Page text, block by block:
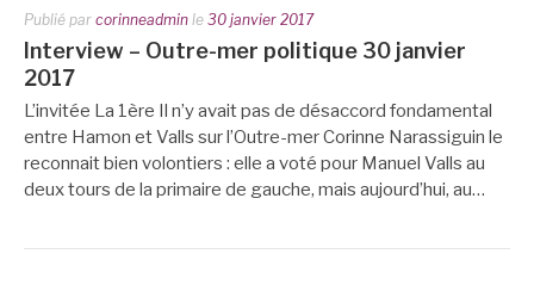
Publié par corinneadmin le 30 janvier 2017
Interview – Outre-mer politique 30 janvier
2017
L’invitée La 1ère Il n’y avait pas de désaccord fondamental
entre Hamon et Valls sur l’Outre-mer Corinne Narassiguin le
reconnait bien volontiers : elle a voté pour Manuel Valls au
deux tours de la primaire de gauche, mais aujourd’hui, au…